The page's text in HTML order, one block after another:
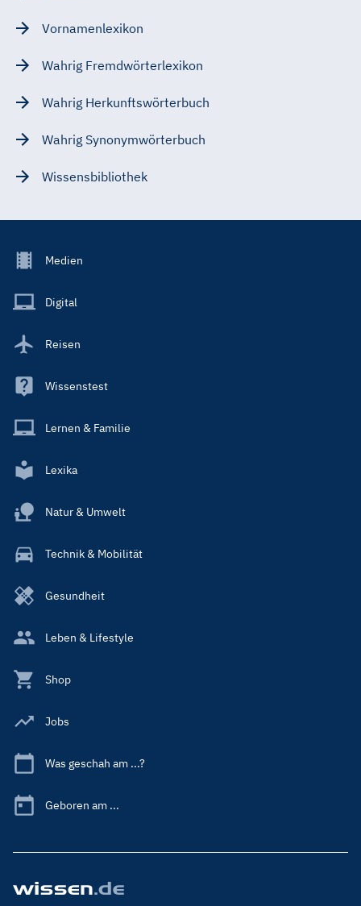
Vornamenlexikon
Wahrig Fremdwörterlexikon
Wahrig Herkunftswörterbuch
Wahrig Synonymwörterbuch
Wissensbibliothek
Footer
Main
Medien
Digital
Reisen
Wissenstest
Lernen & Familie
Lexika
Natur & Umwelt
Technik & Mobilität
Gesundheit
Leben & Lifestyle
Shop
Jobs
Was geschah am ...?
Geboren am ...